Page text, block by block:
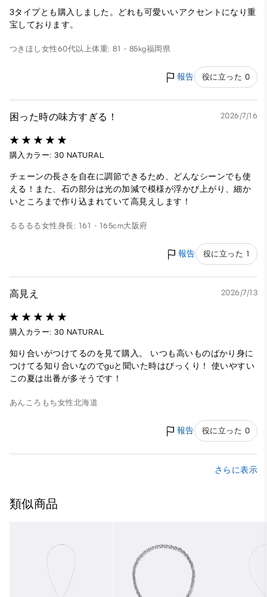
3タイプとも購入しました。どれも可愛いいアクセントになり重
宝しております。
つきほし 女性60代以上体重: 81 - 85kg福岡県
報告 役に立った 0
困った時の味方すぎる！ 2026/7/16
購入カラー: 30 NATURAL
チェーンの長さを自在に調節できるため、どんなシーンでも使
える！また、石の部分は光の加減で模様が浮かび上がり、細か
いところまで作り込まれていて高見えします！
るるるる女性身長: 161 - 165cm大阪府
報告 役に立った 1
高見え 2026/7/13
購入カラー: 30 NATURAL
知り合いがつけてるのを見て購入。 いつも高いものばかり身に
つけてる知り合いなのでguと聞いた時はびっくり！ 使いやすい
この夏は出番が多そうです！
あんころもち女性北海道
報告 役に立った 0
さらに表示
類似商品